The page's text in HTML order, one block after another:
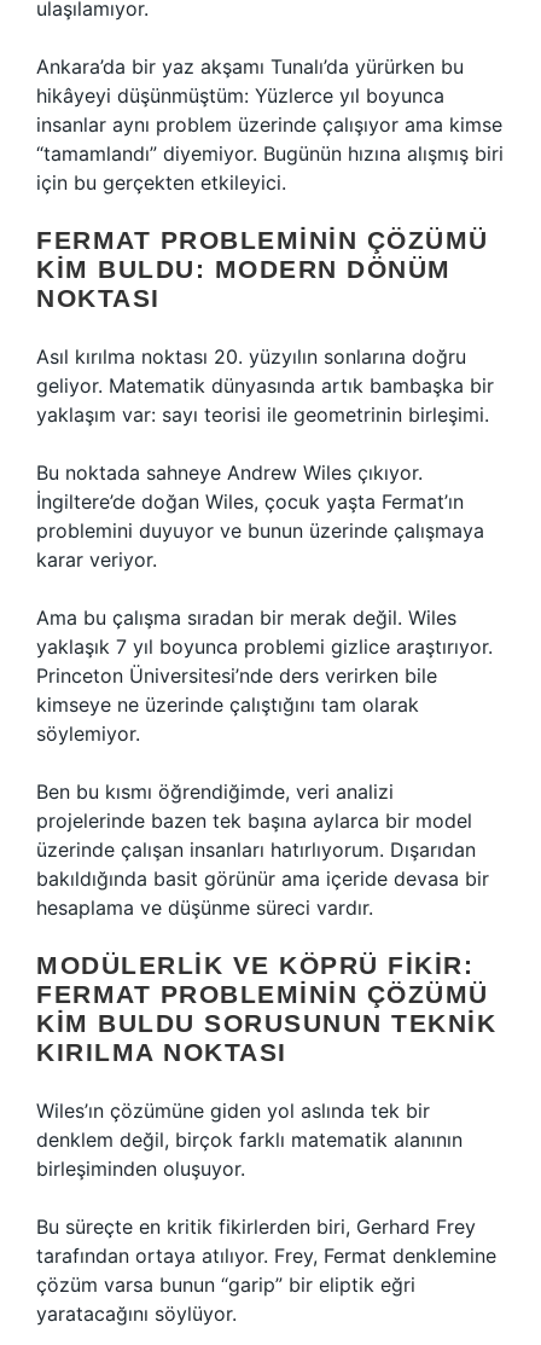
ulaşılamıyor.
Ankara’da bir yaz akşamı Tunalı’da yürürken bu
hikâyeyi düşünmüştüm: Yüzlerce yıl boyunca
insanlar aynı problem üzerinde çalışıyor ama kimse
“tamamlandı” diyemiyor. Bugünün hızına alışmış biri
için bu gerçekten etkileyici.
FERMAT PROBLEMININ ÇÖZÜMÜ
KIM BULDU: MODERN DÖNÜM
NOKTASI
Asıl kırılma noktası 20. yüzyılın sonlarına doğru
geliyor. Matematik dünyasında artık bambaşka bir
yaklaşım var: sayı teorisi ile geometrinin birleşimi.
Bu noktada sahneye Andrew Wiles çıkıyor.
İngiltere’de doğan Wiles, çocuk yaşta Fermat’ın
problemini duyuyor ve bunun üzerinde çalışmaya
karar veriyor.
Ama bu çalışma sıradan bir merak değil. Wiles
yaklaşık 7 yıl boyunca problemi gizlice araştırıyor.
Princeton Üniversitesi’nde ders verirken bile
kimseye ne üzerinde çalıştığını tam olarak
söylemiyor.
Ben bu kısmı öğrendiğimde, veri analizi
projelerinde bazen tek başına aylarca bir model
üzerinde çalışan insanları hatırlıyorum. Dışarıdan
bakıldığında basit görünür ama içeride devasa bir
hesaplama ve düşünme süreci vardır.
MODÜLERLIK VE KÖPRÜ FIKIR:
FERMAT PROBLEMININ ÇÖZÜMÜ
KIM BULDU SORUSUNUN TEKNIK
KIRILMA NOKTASI
Wiles’ın çözümüne giden yol aslında tek bir
denklem değil, birçok farklı matematik alanının
birleşiminden oluşuyor.
Bu süreçte en kritik fikirlerden biri, Gerhard Frey
tarafından ortaya atılıyor. Frey, Fermat denklemine
çözüm varsa bunun “garip” bir eliptik eğri
yaratacağını söylüyor.